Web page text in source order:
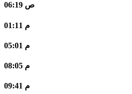
06:19 ص
01:11 م
05:01 م
08:05 م
09:41 م